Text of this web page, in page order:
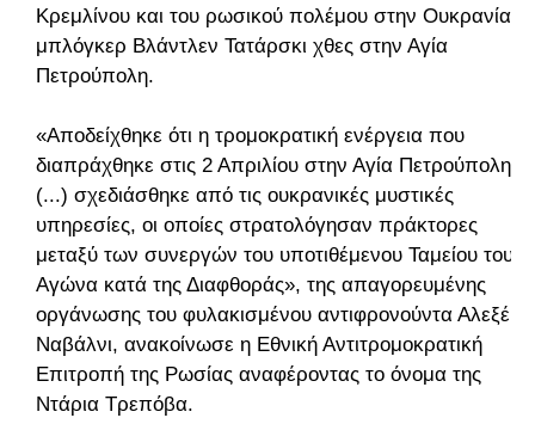
Κρεμλίνου και του ρωσικού πολέμου στην Ουκρανία
μπλόγκερ Βλάντλεν Τατάρσκι χθες στην Αγία
Πετρούπολη.
«Αποδείχθηκε ότι η τρομοκρατική ενέργεια που
διαπράχθηκε στις 2 Απριλίου στην Αγία Πετρούπολη
(...) σχεδιάσθηκε από τις ουκρανικές μυστικές
υπηρεσίες, οι οποίες στρατολόγησαν πράκτορες
μεταξύ των συνεργών του υποτιθέμενου Ταμείου του
Αγώνα κατά της Διαφθοράς», της απαγορευμένης
οργάνωσης του φυλακισμένου αντιφρονούντα Αλεξέι
Ναβάλνι, ανακοίνωσε η Εθνική Αντιτρομοκρατική
Επιτροπή της Ρωσίας αναφέροντας το όνομα της
Ντάρια Τρεπόβα.